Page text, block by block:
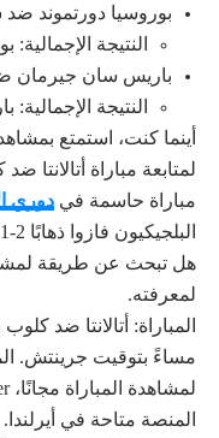
بوروسيا دورتموند ضد
النتيجة الإجمالية: بوروسيا
باريس سان جيرمان ضد
النتيجة الإجمالية:
أينما كنت، استمتع
لمتابعة مباراة أتالانتا
مباراة حاسمة في دوري
البلجيكيون فازوا ذهابًا 2-1. العودة في إيطاليا تحمل الإثارة.
هل تبحث عن طريقة
لمعرفته.
مساءً بتوقيت جرينتش.
المنصة متاحة في أيرلندا.